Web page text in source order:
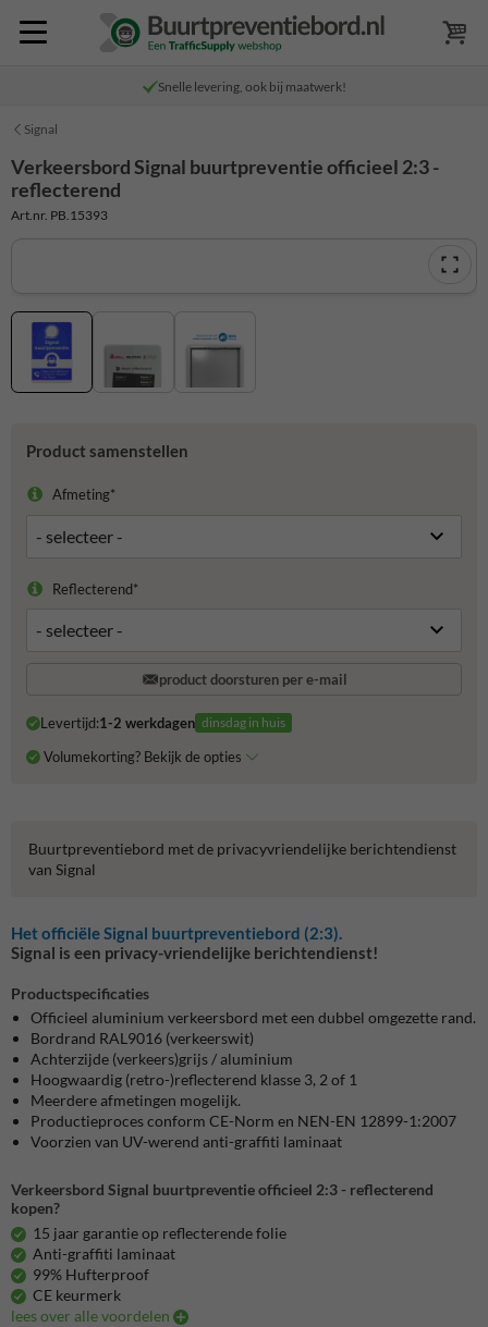
Snelle levering, ook bij maatwerk!
Signal
Verkeersbord Signal buurtpreventie officieel 2:3 -
reflecterend
Art.nr. PB.15393
Product samenstellen
Afmeting*
Reflecterend*
product doorsturen per e-mail
Levertijd:1-2 werkdagen dinsdag in huis
Volumekorting? Bekijk de opties
Buurtpreventiebord met de privacyvriendelijke berichtendienst
van Signal
Het officiële Signal buurtpreventiebord (2:3).
Signal is een privacy-vriendelijke berichtendienst!
Productspecificaties
Officieel aluminium verkeersbord met een dubbel omgezette rand.
Bordrand RAL9016 (verkeerswit)
Achterzijde (verkeers)grijs / aluminium
Hoogwaardig (retro-)reflecterend klasse 3, 2 of 1
Meerdere afmetingen mogelijk.
Productieproces conform CE-Norm en NEN-EN 12899-1:2007
Voorzien van UV-werend anti-graffiti laminaat
Verkeersbord Signal buurtpreventie officieel 2:3 - reflecterend
kopen?
15 jaar garantie op reflecterende folie
Anti-graffiti laminaat
99% Hufterproof
CE keurmerk
lees over alle voordelen